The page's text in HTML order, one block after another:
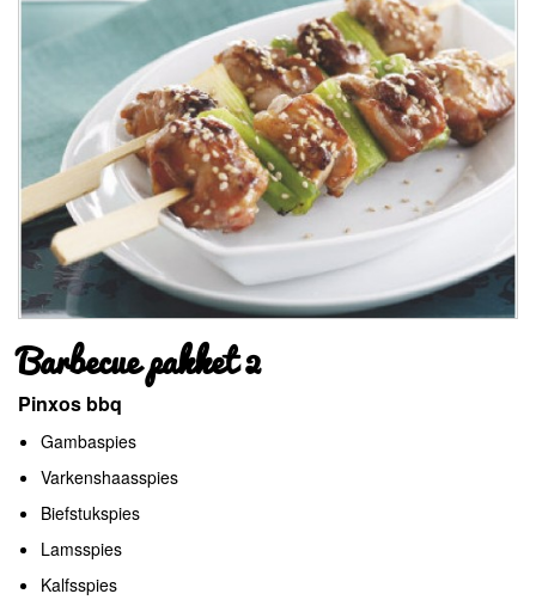
Barbecue pakket 2
Pinxos bbq
Gambaspies
Varkenshaasspies
Biefstukspies
Lamsspies
Kalfsspies